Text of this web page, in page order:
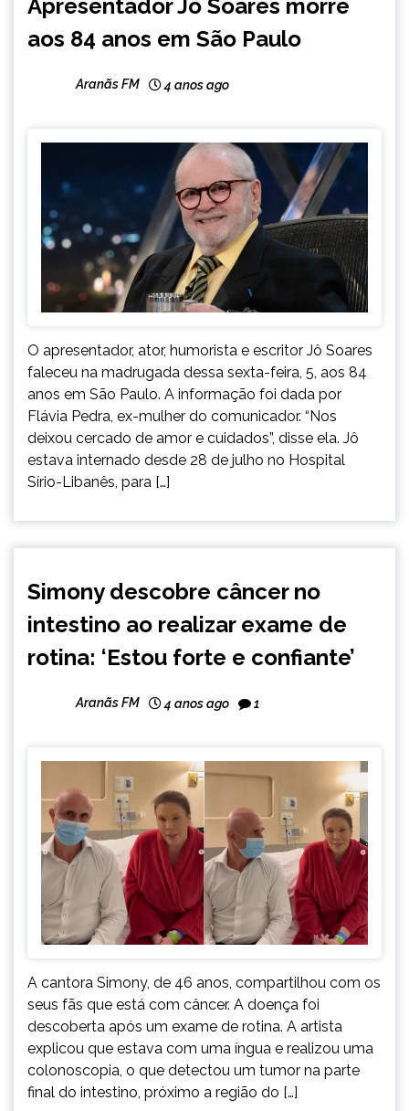
Apresentador Jô Soares morre
aos 84 anos em São Paulo
Aranãs FM 4 anos ago
O apresentador, ator, humorista e escritor Jô Soares
faleceu na madrugada dessa sexta-feira, 5, aos 84
anos em São Paulo. A informação foi dada por
Flávia Pedra, ex-mulher do comunicador. “Nos
deixou cercado de amor e cuidados”, disse ela. Jô
estava internado desde 28 de julho no Hospital
Sírio-Libanês, para […]
Simony descobre câncer no
intestino ao realizar exame de
rotina: ‘Estou forte e confiante’
Aranãs FM 4 anos ago 1
A cantora Simony, de 46 anos, compartilhou com os
seus fãs que está com câncer. A doença foi
descoberta após um exame de rotina. A artista
explicou que estava com uma íngua e realizou uma
colonoscopia, o que detectou um tumor na parte
final do intestino, próximo a região do […]